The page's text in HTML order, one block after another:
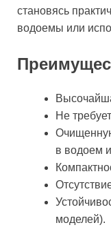
становясь
водоемы или
Не
в водоем
моделей).